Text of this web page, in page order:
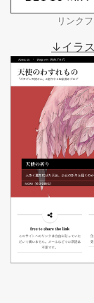
リンク
↓イラ